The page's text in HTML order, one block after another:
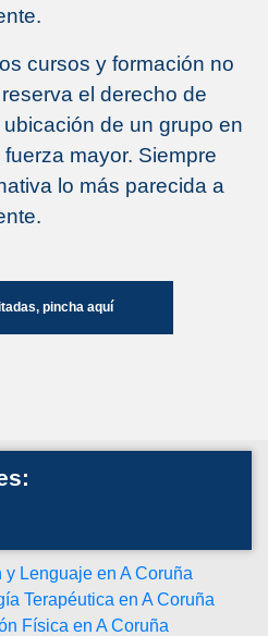
cursos y formación no
el derecho de
de un grupo en
mayor. Siempre
lo más parecida a
pincha aquí
Lenguaje en A Coruña
Terapéutica en A Coruña
Física en A Coruña